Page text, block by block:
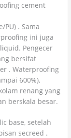
cement
PU) . Sama
ini juga
Pengecer
bersifat
. Waterproofing
600%),
renang yang
berskala besar.
base, setelah
secreed .